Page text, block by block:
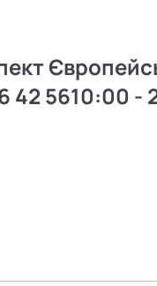
42 5610:00 -